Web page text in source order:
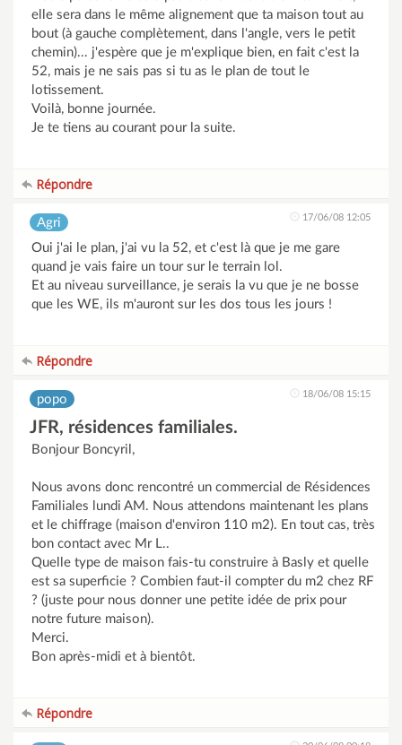
elle sera dans le même alignement que ta maison tout au
bout (à gauche complètement, dans l'angle, vers le petit
chemin)... j'espère que je m'explique bien, en fait c'est la
52, mais je ne sais pas si tu as le plan de tout le
lotissement.
Voilà, bonne journée.
Je te tiens au courant pour la suite.
Répondre
Agri 17/06/08 12:05
Oui j'ai le plan, j'ai vu la 52, et c'est là que je me gare
quand je vais faire un tour sur le terrain lol.
Et au niveau surveillance, je serais la vu que je ne bosse
que les WE, ils m'auront sur les dos tous les jours !
Répondre
popo 18/06/08 15:15
JFR, résidences familiales.
Bonjour Boncyril,
Nous avons donc rencontré un commercial de Résidences
Familiales lundi AM. Nous attendons maintenant les plans
et le chiffrage (maison d'environ 110 m2). En tout cas, très
bon contact avec Mr L..
Quelle type de maison fais-tu construire à Basly et quelle
est sa superficie ? Combien faut-il compter du m2 chez RF
? (juste pour nous donner une petite idée de prix pour
notre future maison).
Merci.
Bon après-midi et à bientôt.
Répondre